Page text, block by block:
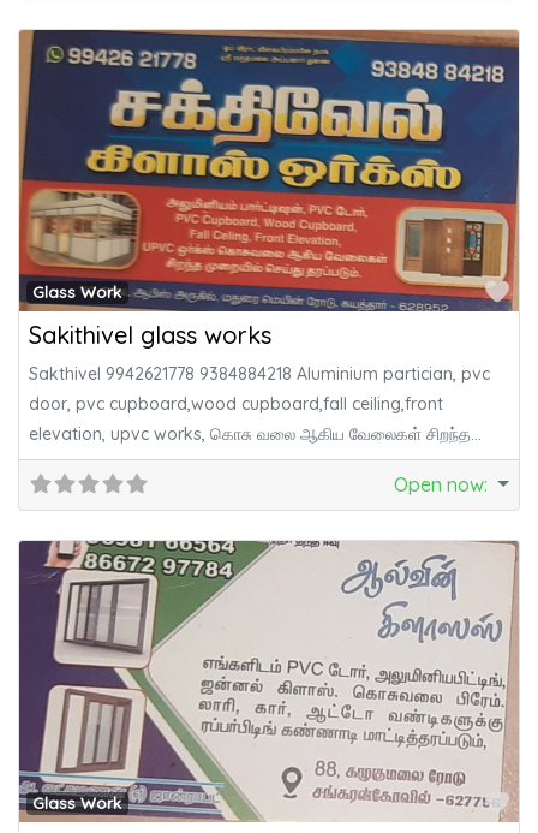
Glass Work
Sakithivel glass works
Sakthivel 9942621778 9384884218 Aluminium partician, pvc
door, pvc cupboard,wood cupboard,fall ceiling,front
elevation, upvc works, கொசு வலை ஆகிய வேலைகள் சிறந்த
முறையில்
Open now:
Glass Work